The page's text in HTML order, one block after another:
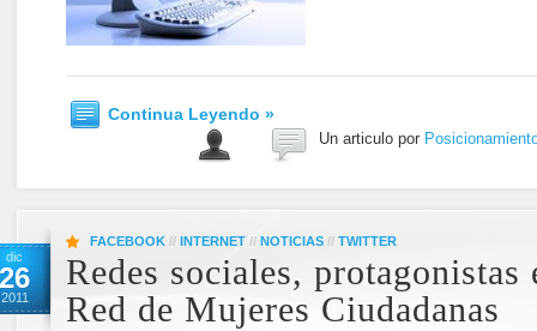
Continua Leyendo »
Un articulo por
dic
26
2011
FACEBOOK // INTERNET // NOTICIAS // TWITTER
Redes sociales, protagonistas
Red de Mujeres Ciudadanas